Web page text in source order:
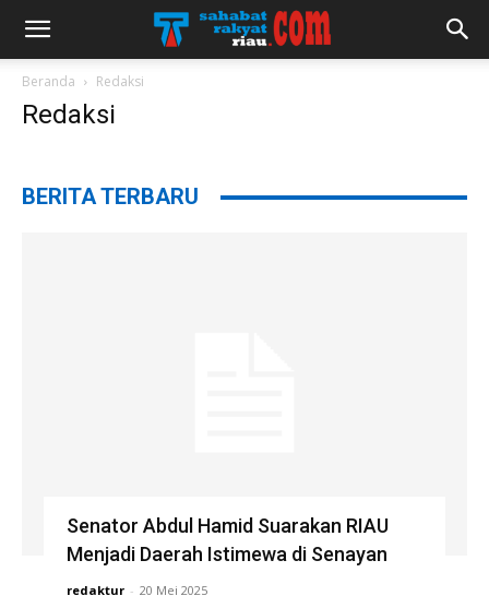
Beranda Redaksi
Redaksi
BERITA TERBARU
Senator Abdul Hamid Suarakan RIAU
Menjadi Daerah Istimewa di Senayan
redaktur - 20 Mei 2025